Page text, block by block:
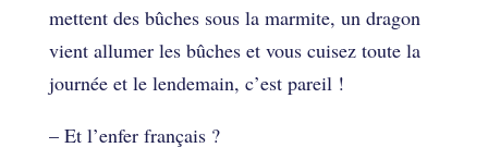
mettent des bûches sous la marmite, un dragon
vient allumer les bûches et vous cuisez toute la
journée et le lendemain, c’est pareil !
– Et l’enfer français ?